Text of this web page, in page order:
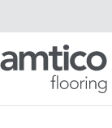
Amtico Flooring